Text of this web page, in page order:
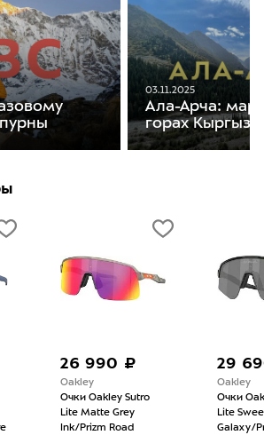
03.11.2025
Ала-Арча:
горах
26 990 ₽
Oakley
Очки Oakley Sutro
Lite Matte Grey
Ink/Prizm Road
29
Oakley
Очки
Lite
Galaxy/